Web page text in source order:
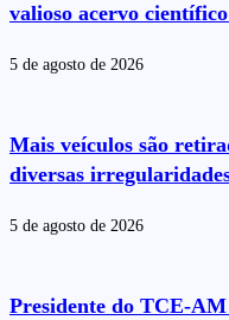
valioso acervo
5 de agosto de 2026
Mais veículos são
diversas
5 de agosto de 2026
Presidente do TCE-